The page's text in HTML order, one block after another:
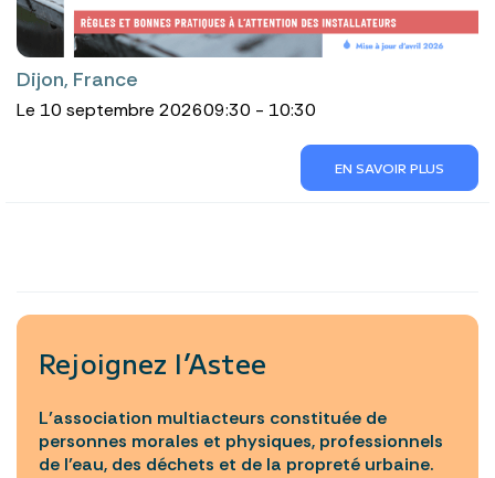
Dijon, France
Le 10 septembre 202609:30 - 10:30
EN SAVOIR PLUS
Rejoignez l’Astee
L’association multiacteurs constituée de
personnes morales et physiques, professionnels
de l’eau, des déchets et de la propreté urbaine.